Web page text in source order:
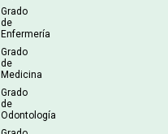
Grado
de
Enfermería
Grado
de
Medicina
Grado
de
Odontología